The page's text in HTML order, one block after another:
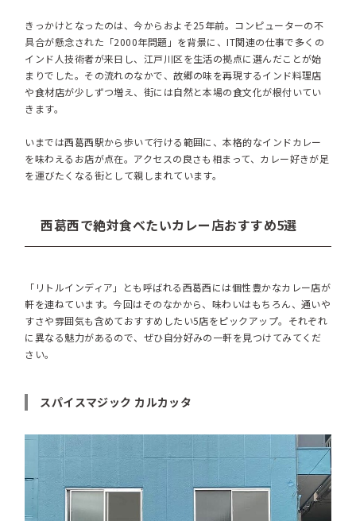
きっかけとなったのは、今からおよそ25年前。コンピューターの不
具合が懸念された「2000年問題」を背景に、IT関連の仕事で多くの
インド人技術者が来日し、江戸川区を生活の拠点に選んだことが始
まりでした。その流れのなかで、故郷の味を再現するインド料理店
や食材店が少しずつ増え、街には自然と本場の食文化が根付いてい
きます。
いまでは西葛西駅から歩いて行ける範囲に、本格的なインドカレー
を味わえるお店が点在。アクセスの良さも相まって、カレー好きが足
を運びたくなる街として親しまれています。
西葛西で絶対食べたいカレー店おすすめ5選
「リトルインディア」とも呼ばれる西葛西には個性豊かなカレー店が
軒を連ねています。今回はそのなかから、味わいはもちろん、通いや
すさや雰囲気も含めておすすめしたい5店をピックアップ。それぞれ
に異なる魅力があるので、ぜひ自分好みの一軒を見つけてみてくだ
さい。
スパイスマジック カルカッタ